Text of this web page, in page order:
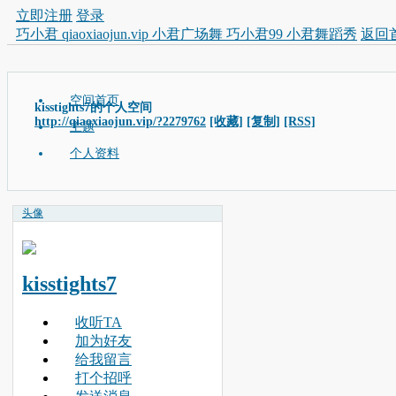
立即注册 登录
巧小君 qiaoxiaojun.vip 小君广场舞 巧小君99 小君舞蹈秀 返回
kisstights7的个人空间
http://qiaoxiaojun.vip/?2279762 [收藏] [复制] [RSS]
空间首页
主题
个人资料
头像
kisstights7
收听TA
加为好友
给我留言
打个招呼